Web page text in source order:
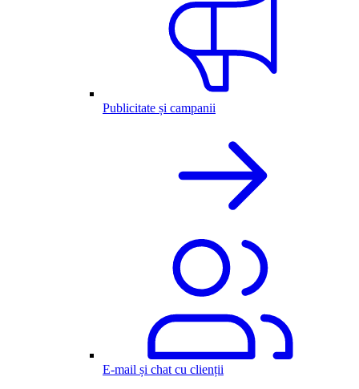
Publicitate și campanii
E-mail și chat cu clienții